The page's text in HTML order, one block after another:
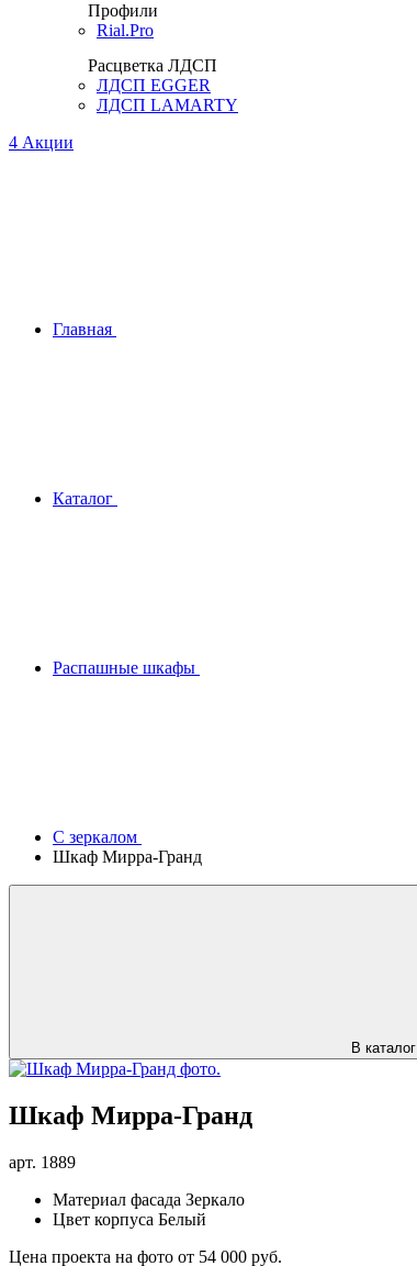
Профили
Rial.Pro
Расцветка ЛДСП
ЛДСП EGGER
ЛДСП LAMARTY
4 Акции
Главная
Каталог
Распашные шкафы
С зеркалом
Шкаф Мирра-Гранд
В каталог
Шкаф Мирра-Гранд
арт. 1889
Материал фасада Зеркало
Цвет корпуса Белый
Цена проекта на фото от 54 000 руб.